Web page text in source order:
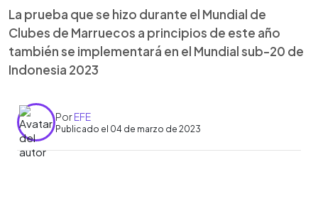
La prueba que se hizo durante el Mundial de
Clubes de Marruecos a principios de este año
también se implementará en el Mundial sub-20 de
Indonesia 2023
PorEFE
Publicado el 04 de marzo de 2023